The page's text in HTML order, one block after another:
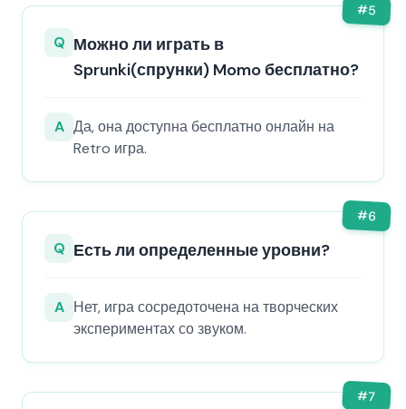
#5
Q Можно ли играть в
Sprunki(спрунки) Momo бесплатно?
A Да, она доступна бесплатно онлайн на
Retro игра.
#6
Q Есть ли определенные уровни?
A Нет, игра сосредоточена на творческих
экспериментах со звуком.
#7